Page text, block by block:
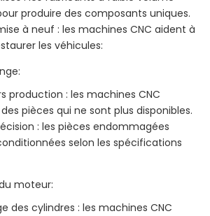
produire des composants uniques.
à neuf : les machines CNC aident à
les véhicules:
production : les machines CNC
pièces qui ne sont plus disponibles.
: les pièces endommagées
selon les spécifications
moteur:
des cylindres : les machines CNC